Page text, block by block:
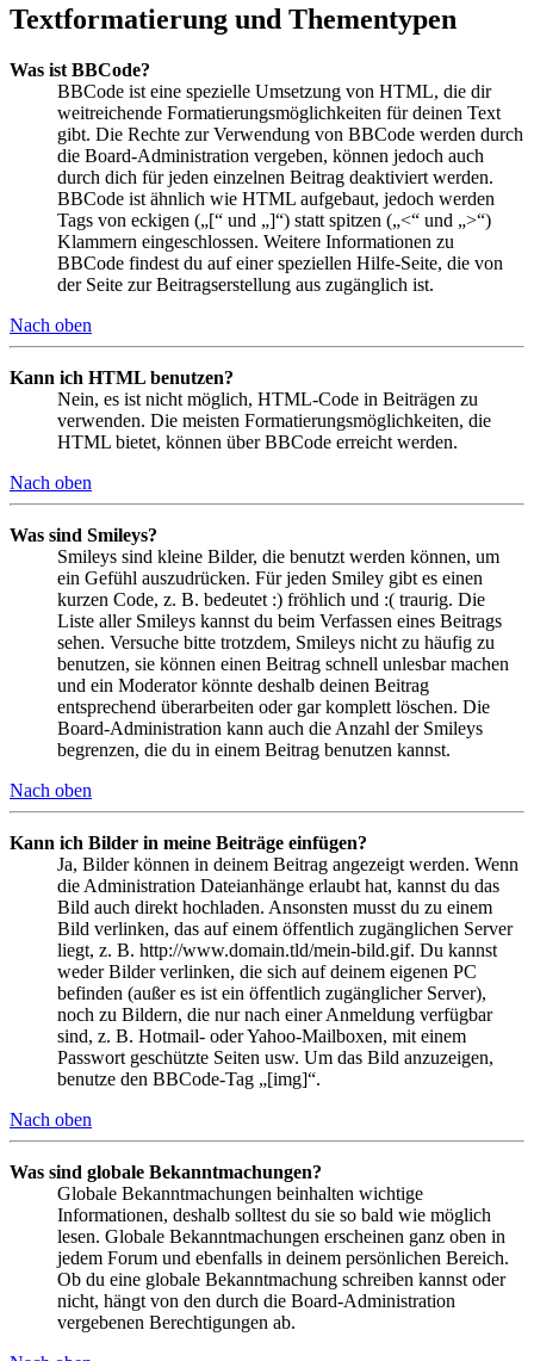
Textformatierung und Thementypen
Was ist BBCode?
BBCode ist eine spezielle Umsetzung von HTML, die dir
weitreichende Formatierungsmöglichkeiten für deinen Text
gibt. Die Rechte zur Verwendung von BBCode werden durch
die Board-Administration vergeben, können jedoch auch
durch dich für jeden einzelnen Beitrag deaktiviert werden.
BBCode ist ähnlich wie HTML aufgebaut, jedoch werden
Tags von eckigen („[“ und „]“) statt spitzen („<“ und „>“)
Klammern eingeschlossen. Weitere Informationen zu
BBCode findest du auf einer speziellen Hilfe-Seite, die von
der Seite zur Beitragserstellung aus zugänglich ist.
Nach oben
Kann ich HTML benutzen?
Nein, es ist nicht möglich, HTML-Code in Beiträgen zu
verwenden. Die meisten Formatierungsmöglichkeiten, die
HTML bietet, können über BBCode erreicht werden.
Nach oben
Was sind Smileys?
Smileys sind kleine Bilder, die benutzt werden können, um
ein Gefühl auszudrücken. Für jeden Smiley gibt es einen
kurzen Code, z. B. bedeutet :) fröhlich und :( traurig. Die
Liste aller Smileys kannst du beim Verfassen eines Beitrags
sehen. Versuche bitte trotzdem, Smileys nicht zu häufig zu
benutzen, sie können einen Beitrag schnell unlesbar machen
und ein Moderator könnte deshalb deinen Beitrag
entsprechend überarbeiten oder gar komplett löschen. Die
Board-Administration kann auch die Anzahl der Smileys
begrenzen, die du in einem Beitrag benutzen kannst.
Nach oben
Kann ich Bilder in meine Beiträge einfügen?
Ja, Bilder können in deinem Beitrag angezeigt werden. Wenn
die Administration Dateianhänge erlaubt hat, kannst du das
Bild auch direkt hochladen. Ansonsten musst du zu einem
Bild verlinken, das auf einem öffentlich zugänglichen Server
liegt, z. B. http://www.domain.tld/mein-bild.gif. Du kannst
weder Bilder verlinken, die sich auf deinem eigenen PC
befinden (außer es ist ein öffentlich zugänglicher Server),
noch zu Bildern, die nur nach einer Anmeldung verfügbar
sind, z. B. Hotmail- oder Yahoo-Mailboxen, mit einem
Passwort geschützte Seiten usw. Um das Bild anzuzeigen,
benutze den BBCode-Tag „[img]“.
Nach oben
Was sind globale Bekanntmachungen?
Globale Bekanntmachungen beinhalten wichtige
Informationen, deshalb solltest du sie so bald wie möglich
lesen. Globale Bekanntmachungen erscheinen ganz oben in
jedem Forum und ebenfalls in deinem persönlichen Bereich.
Ob du eine globale Bekanntmachung schreiben kannst oder
nicht, hängt von den durch die Board-Administration
vergebenen Berechtigungen ab.